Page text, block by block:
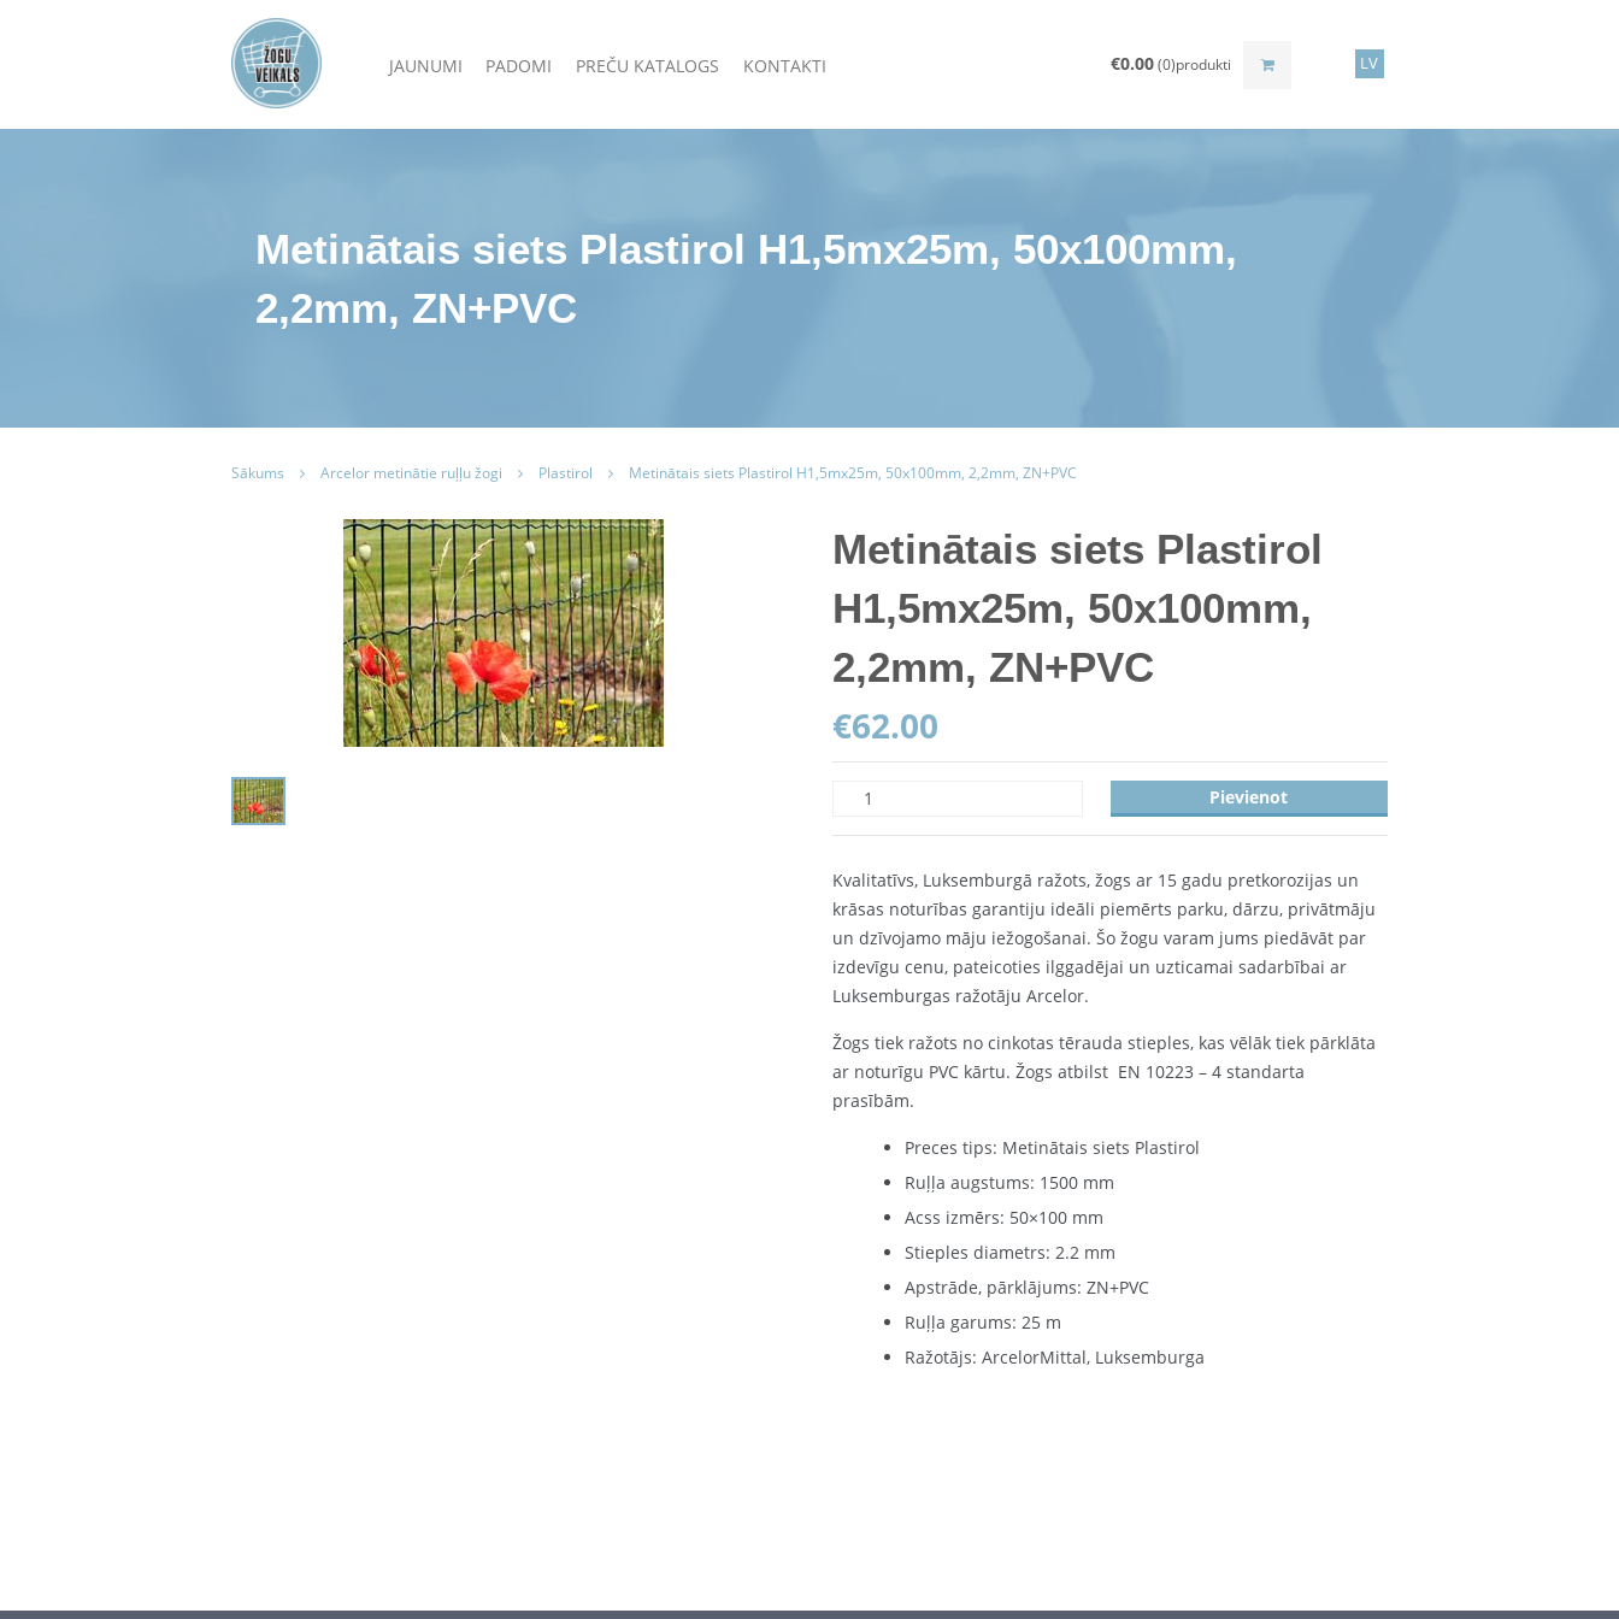
JAUNUMI PADOMI PREČU KATALOGS KONTAKTI €0.00(0)produkti LV
Metinātais siets Plastirol H1,5mx25m, 50x100mm,
2,2mm, ZN+PVC
Sākums Arcelor metinātie ruļļu žogi Plastirol Metinātais siets Plastirol H1,5mx25m, 50x100mm, 2,2mm, ZN+PVC
Metinātais siets Plastirol
H1,5mx25m, 50x100mm,
2,2mm, ZN+PVC
€62.00
Pievienot
Kvalitatīvs, Luksemburgā ražots, žogs ar 15 gadu pretkorozijas un
krāsas noturības garantiju ideāli piemērts parku, dārzu, privātmāju
un dzīvojamo māju iežogošanai. Šo žogu varam jums piedāvāt par
izdevīgu cenu, pateicoties ilggadējai un uzticamai sadarbībai ar
Luksemburgas ražotāju Arcelor.
Žogs tiek ražots no cinkotas tērauda stieples, kas vēlāk tiek pārklāta
ar noturīgu PVC kārtu. Žogs atbilst EN 10223 – 4 standarta
prasībām.
Preces tips: Metinātais siets Plastirol
Ruļļa augstums: 1500 mm
Acss izmērs: 50×100 mm
Stieples diametrs: 2.2 mm
Apstrāde, pārklājums: ZN+PVC
Ruļļa garums: 25 m
Ražotājs: ArcelorMittal, Luksemburga